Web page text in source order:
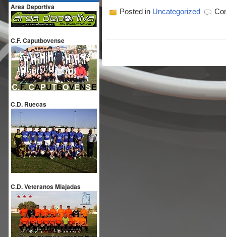
Area Deportiva
C.F. Caputbovense
C.D. Ruecas
C.D. Veteranos Miajadas
Posted in Uncategorized